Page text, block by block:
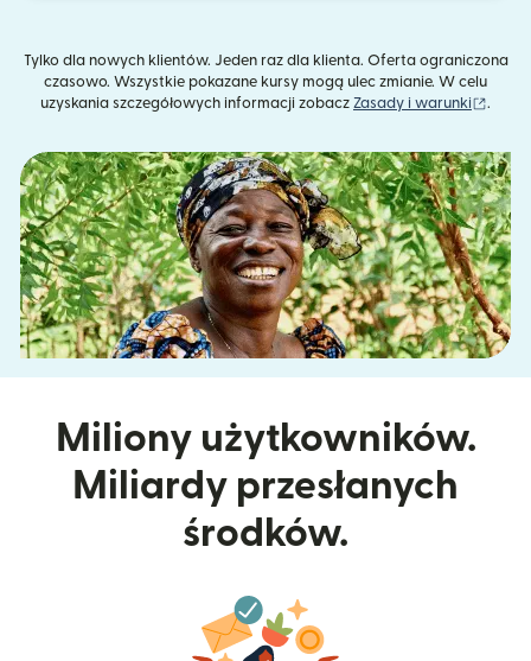
Tylko dla nowych klientów. Jeden raz dla klienta. Oferta ograniczona
czasowo. Wszystkie pokazane kursy mogą ulec zmianie. W celu
uzyskania szczegółowych informacji zobacz Zasady i warunki .
Miliony użytkowników.
Miliardy przesłanych
środków.